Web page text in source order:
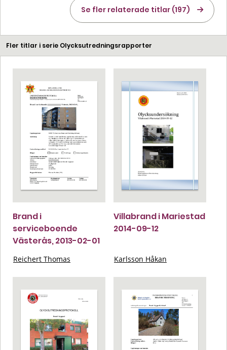
Se fler relaterade titlar (197)
Fler titlar i serie Olycksutredningsrapporter
Brand i
serviceboende
Västerås, 2013-02-01
Reichert Thomas
Villabrand i Mariestad
2014-09-12
Karlsson Håkan